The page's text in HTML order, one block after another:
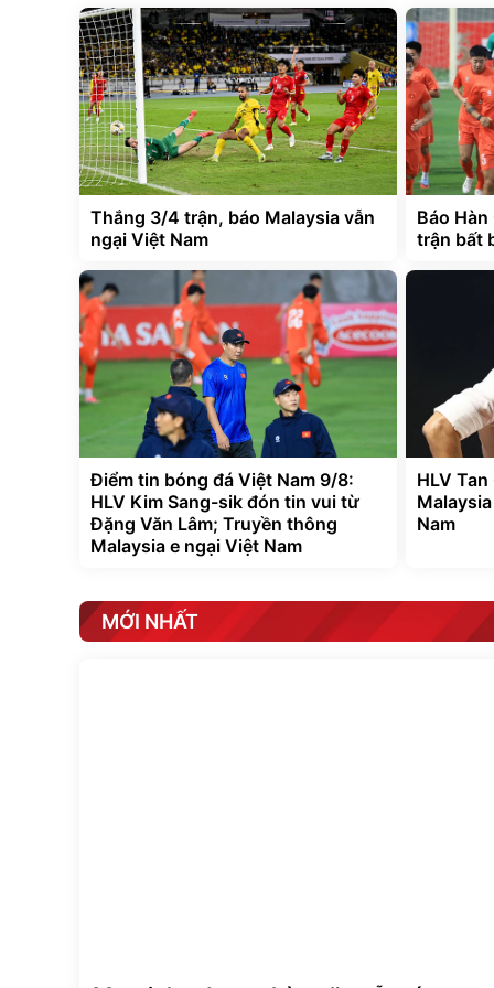
Thắng 3/4 trận, báo Malaysia vẫn
ngại Việt Nam
Báo
trận bất
Điểm tin bóng đá Việt Nam 9/8:
HLV Kim Sang-sik đón tin vui từ
Đặng Văn Lâm; Truyền thông
Malaysia e ngại Việt Nam
HLV
Nam
MỚI NHẤT